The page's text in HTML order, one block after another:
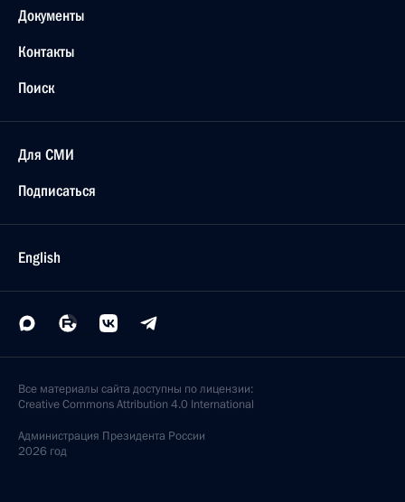
Документы
Контакты
Поиск
Для СМИ
Подписаться
English
Все материалы сайта доступны по лицензии:
Creative Commons Attribution 4.0 International
Администрация Президента России
2026 год